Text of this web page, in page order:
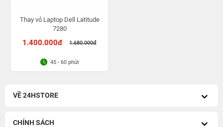
Thay vỏ Laptop Dell Latitude
7280
1.400.000đ 1.680.000đ
45 - 60 phút
VỀ 24HSTORE
CHÍNH SÁCH